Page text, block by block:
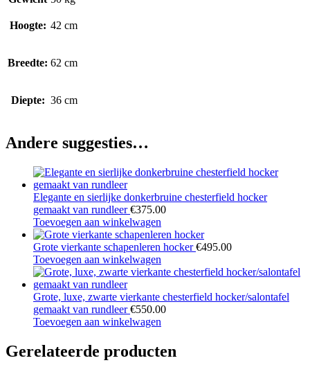
Hoogte: 42 cm
Breedte: 62 cm
Diepte: 36 cm
Andere suggesties…
Elegante en sierlijke donkerbruine chesterfield hocker
gemaakt van rundleer€375.00
Toevoegen aan winkelwagen
Grote vierkante schapenleren hocker€495.00
Toevoegen aan winkelwagen
Grote, luxe, zwarte vierkante chesterfield hocker/salontafel
gemaakt van rundleer€550.00
Toevoegen aan winkelwagen
Gerelateerde producten